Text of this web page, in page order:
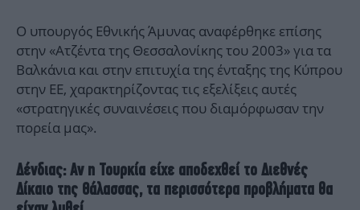
Ο υπουργός Εθνικής Άμυνας αναφέρθηκε επίσης
στην «Ατζέντα της Θεσσαλονίκης του 2003» για τα
Βαλκάνια και στην επιτυχία της ένταξης της Κύπρου
στην ΕΕ, χαρακτηρίζοντας τις εξελίξεις αυτές
«στρατηγικές συναινέσεις που διαμόρφωσαν την
πορεία μας».
Δένδιας: Αν η Τουρκία είχε αποδεχθεί το Διεθνές
Δίκαιο της Θάλασσας, τα περισσότερα προβλήματα θα